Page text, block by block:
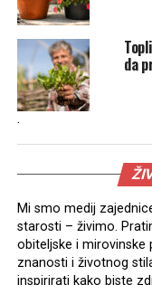
da
.
Mi smo medij
starosti – živimo.
obiteljske i mirovinske
znanosti i životnog
inspirirati kako biste